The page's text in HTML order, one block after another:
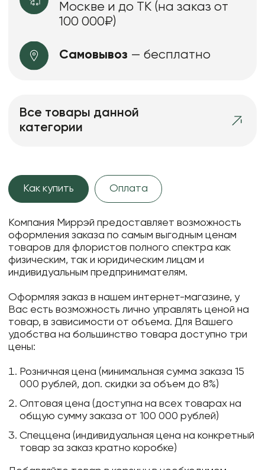
Москве и до ТК (на заказ от
100 000₽)
Самовывоз — бесплатно
Все товары данной
категории
Как купить Оплата
Компания Миррэй предоставляет возможность
оформления заказа по самым выгодным ценам
товаров для флористов полного спектра как
физическим, так и юридическим лицам и
индивидуальным предпринимателям.
Оформляя заказ в нашем интернет-магазине, у
Вас есть возможность лично управлять ценой на
товар, в зависимости от объема. Для Вашего
удобства на большинство товара доступно три
цены:
Розничная цена (минимальная сумма заказа 15
000 рублей, доп. скидки за объем до 8%)
Оптовая цена (доступна на всех товарах на
общую сумму заказа от 100 000 рублей)
Спеццена (индивидуальная цена на конкретный
товар за заказ кратно коробке)